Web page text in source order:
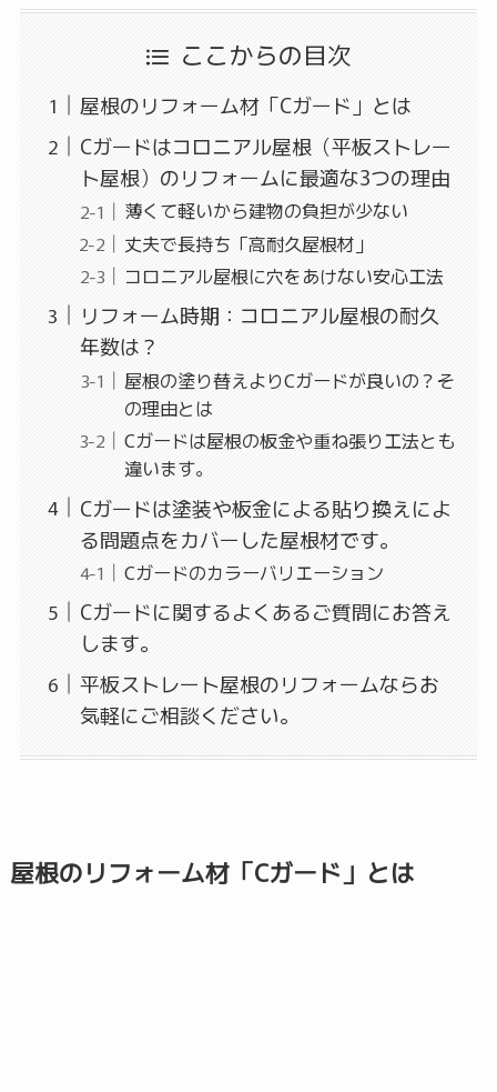
ここからの目次
屋根のリフォーム材「Cガード」とは
Cガードはコロニアル屋根（平板ストレー
ト屋根）のリフォームに最適な3つの理由
薄くて軽いから建物の負担が少ない
丈夫で長持ち「高耐久屋根材」
コロニアル屋根に穴をあけない安心工法
リフォーム時期：コロニアル屋根の耐久
年数は？
屋根の塗り替えよりCガードが良いの？そ
の理由とは
Cガードは屋根の板金や重ね張り工法とも
違います。
Cガードは塗装や板金による貼り換えによ
る問題点をカバーした屋根材です。
Cガードのカラーバリエーション
Cガードに関するよくあるご質問にお答え
します。
平板ストレート屋根のリフォームならお
気軽にご相談ください。
屋根のリフォーム材「Cガード」とは